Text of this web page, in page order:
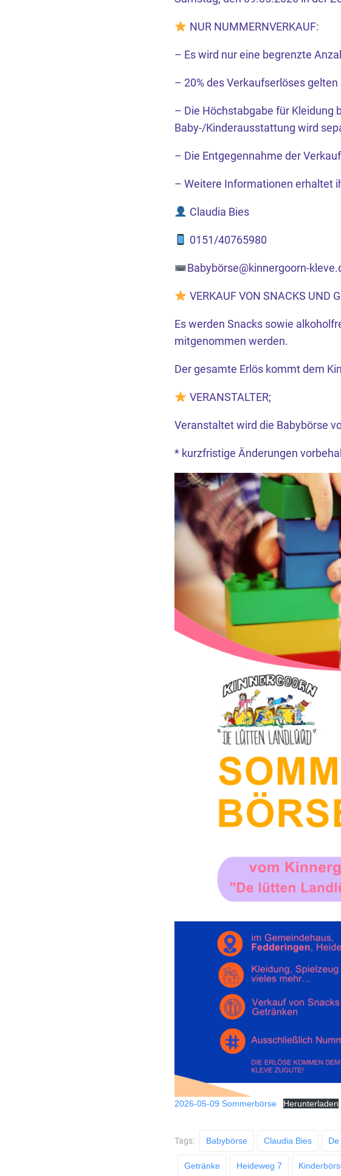
NUR NUMMERNVERKAUF:
– Es wird nur eine begrenzte
– 20% des Verkaufserlöses
– Die Höchstabgabe für Kleidung
Baby-/Kinderausstattung wird
– Die Entgegennahme der
– Weitere Informationen erhaltet
Claudia Bies
0151/40765980
Babybörse@kinnergoorn-
VERKAUF VON SNACKS UND
Es werden Snacks sowie
mitgenommen werden.
Der gesamte Erlös kommt dem
VERANSTALTER;
Veranstaltet wird die Babybörse
* kurzfristige Änderungen
2026-05-09 Sommerbörse Herunterladen
Tags: Babybörse Claudia Bies
Getränke Heideweg 7